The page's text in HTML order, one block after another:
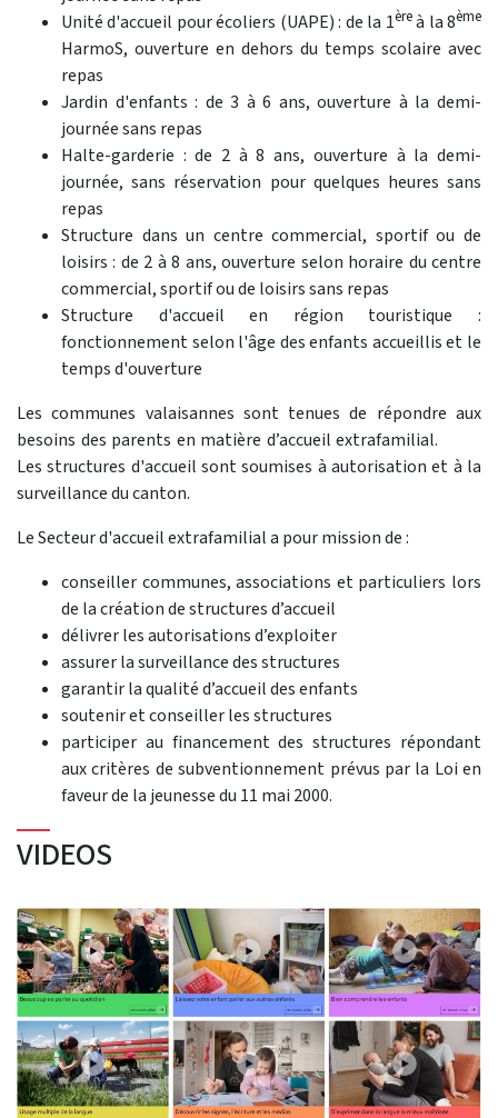
Unité d'accueil pour écoliers (UAPE) : de la 1èreà la 8ème
HarmoS, ouverture en dehors du temps scolaire avec
repas
Jardin d'enfants : de 3 à 6 ans, ouverture à la demi-
journée sans repas
Halte-garderie : de 2 à 8 ans, ouverture à la demi-
journée, sans réservation pour quelques heures sans
repas
Structure dans un centre commercial, sportif ou de
loisirs : de 2 à 8 ans, ouverture selon horaire du centre
commercial, sportif ou de loisirs sans repas
Structure d'accueil en région touristique :
fonctionnement selon l'âge des enfants accueillis et le
temps d'ouverture
Les communes valaisannes sont tenues de répondre aux
besoins des parents en matière d’accueil extrafamilial.
Les structures d'accueil sont soumises à autorisation et à la
surveillance du canton.
Le Secteur d'accueil extrafamilial a pour mission de :
conseiller communes, associations et particuliers lors
de la création de structures d’accueil
délivrer les autorisations d’exploiter
assurer la surveillance des structures
garantir la qualité d’accueil des enfants
soutenir et conseiller les structures
participer au financement des structures répondant
aux critères de subventionnement prévus par la Loi en
faveur de la jeunesse du 11 mai 2000.
VIDEOS